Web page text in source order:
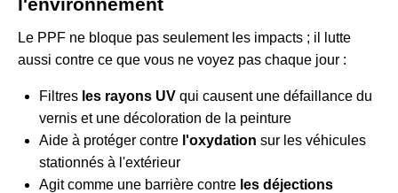
Le PPF ne bloque pas seulement les impacts ; il lutte
aussi contre ce que vous ne voyez pas chaque jour :
Filtres les rayons UV qui causent une défaillance du
vernis et une décoloration de la peinture
Aide à protéger contre l'oxydation sur les véhicules
stationnés à l'extérieur
Agit comme une barrière contre les déjections